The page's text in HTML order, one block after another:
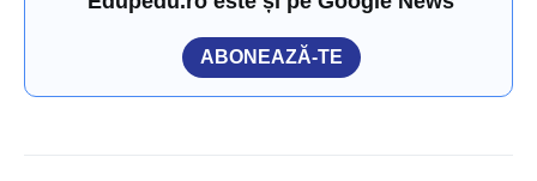
ABONEAZĂ-TE